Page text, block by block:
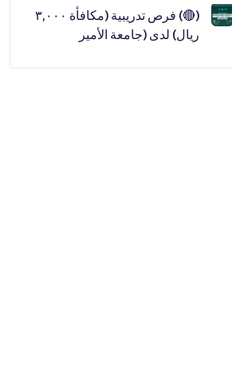
(🔴) فرص تدريبية (مكافأة ٣,٠٠٠
ريال) لدى (جامعة الأمير